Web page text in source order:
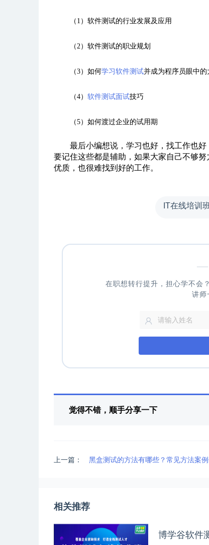
（1）软件测试的行业发展及应用
（2）软件测试的职业规划
（3）如何学习软件测试并成为程序员眼中的
（4） 软件测试面试技巧
（5）如何渡过企业的试用期
最后小编想说，学习也好，找工作也
要记住这些都是辅助，如果大家自己不够
优质，也很难找到好的工作。
IT在线培训
—
在职想转行提升，担心学不会
讲师
觉得不错，顺手分享一下
上一篇： 黑盒测试的方法有哪些？常见方法案
相关推荐
博学谷软件